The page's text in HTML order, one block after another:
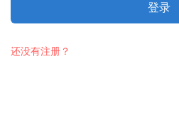
登录
还没有注册？